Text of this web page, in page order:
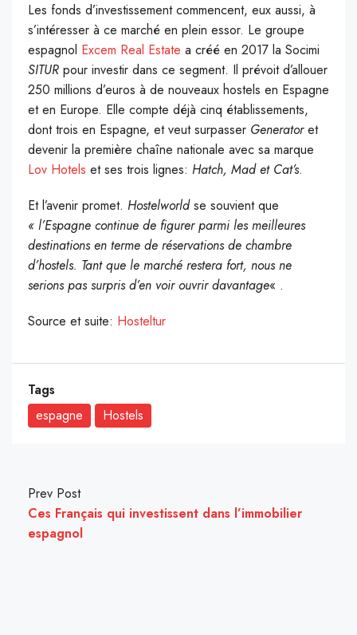
Les fonds d’investissement commencent, eux aussi, à
s’intéresser à ce marché en plein essor. Le groupe
espagnol Excem Real Estate a créé en 2017 la Socimi
SITUR pour investir dans ce segment. Il prévoit d’allouer
250 millions d’euros à de nouveaux hostels en Espagne
et en Europe. Elle compte déjà cinq établissements,
dont trois en Espagne, et veut surpasser Generatoret
devenir la première chaîne nationale avec sa marque
Lov Hotels et ses trois lignes: Hatch, Mad et Cat’s.
Et l’avenir promet. Hostelworldse souvient que
« l’Espagne continue de figurer parmi les meilleures
destinations en terme de réservations de chambre
d’hostels. Tant que le marché restera fort, nous ne
serions pas surpris d’en voir ouvrir davantage« .
Source et suite: Hosteltur
Tags
espagne
Hostels
Prev Post
Ces Français qui investissent dans l’immobilier
espagnol